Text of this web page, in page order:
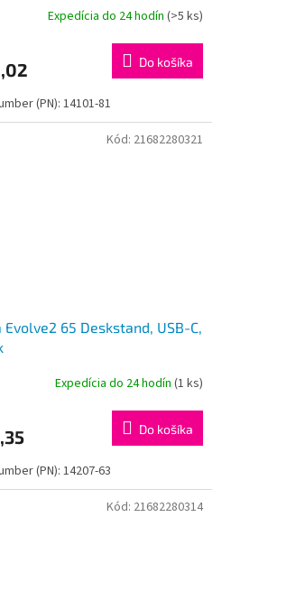
Expedícia do 24 hodín (>5 ks)
Do košíka
(PN): 14101-81
Evolve2 65 Deskstand, USB-C,
Expedícia do 24 hodín (1 ks)
Do košíka
(PN): 14207-63
Kód: 21682280321
Kód: 21682280314